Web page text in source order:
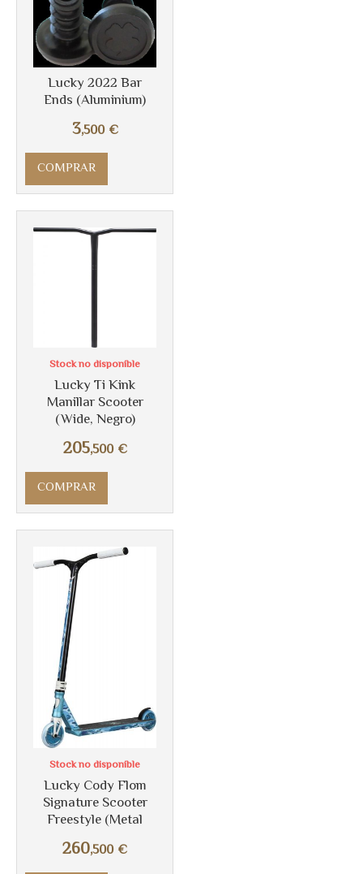
Lucky 2022 Bar
Ends (Aluminium)
3,500 €
COMPRAR
Lucky Ti Kink
Manillar Scooter
(Wide, Negro)
205,500 €
Stock no disponible
COMPRAR
Lucky Cody Flom
Signature Scooter
Freestyle (Metal
260,500 €
Stock no disponible
Más info
Más info